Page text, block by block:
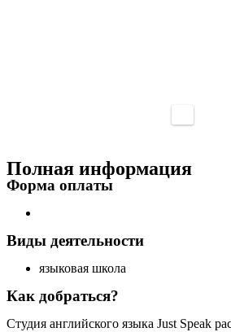
Полная информация
Форма оплаты
Виды деятельности
языковая школа
Как добраться?
Студия английского языка Just Speak